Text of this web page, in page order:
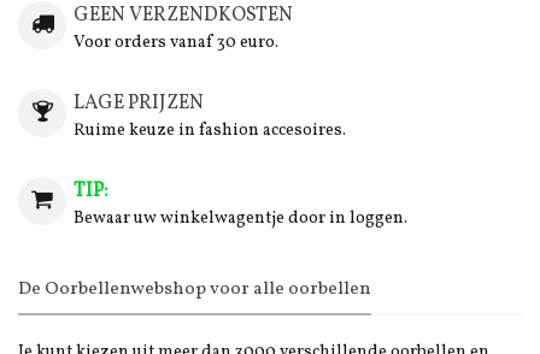
GEEN VERZENDKOSTEN
Voor orders vanaf 30 euro.
LAGE PRIJZEN
Ruime keuze in fashion accesoires.
TIP:
Bewaar uw winkelwagentje door in loggen.
De Oorbellenwebshop voor alle oorbellen